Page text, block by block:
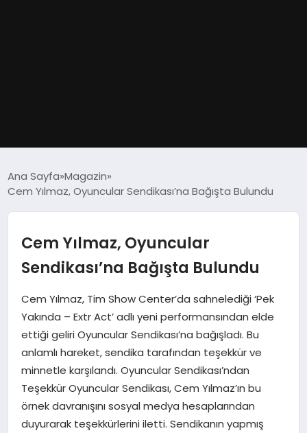
EĞITIM
EKONOMI
MAGAZIN
SAĞLIK
SIYASET
SPOR
Ana Sayfa Magazin
Cem Yılmaz, Oyuncular Sendikası’na Bağışta Bulundu
Cem Yılmaz, Oyuncular
Sendikası’na Bağışta Bulundu
Cem Yılmaz, Tim Show Center’da sahnelediği ‘Pek
Yakında – Extr Act’ adlı yeni performansından elde
ettiği geliri Oyuncular Sendikası’na bağışladı. Bu
anlamlı hareket, sendika tarafından teşekkür ve
minnetle karşılandı. Oyuncular Sendikası’ndan
Teşekkür Oyuncular Sendikası, Cem Yılmaz’ın bu
örnek davranışını sosyal medya hesaplarından
duyurarak teşekkürlerini iletti. Sendikanın yapmış